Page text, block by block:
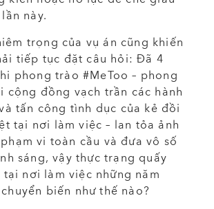
này.
trọng của vụ án cũng khiến
tiếp tục đặt câu hỏi: Đã 4
phong trào #MeToo – phong
cộng đồng vạch trần các hành
tấn công tình dục của kẻ đồi
tại nơi làm việc – lan tỏa ảnh
vi toàn cầu và đưa vô số
sáng, vậy thực trạng quấy
nơi làm việc những năm
biến như thế nào?